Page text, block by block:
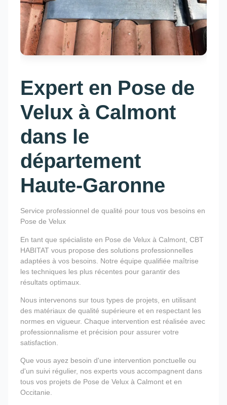
Expert en Pose de
Velux à Calmont
dans le
département
Haute-Garonne
Service professionnel de qualité pour tous vos besoins en
Pose de Velux
En tant que spécialiste en Pose de Velux à Calmont, CBT
HABITAT vous propose des solutions professionnelles
adaptées à vos besoins. Notre équipe qualifiée maîtrise
les techniques les plus récentes pour garantir des
résultats optimaux.
Nous intervenons sur tous types de projets, en utilisant
des matériaux de qualité supérieure et en respectant les
normes en vigueur. Chaque intervention est réalisée avec
professionnalisme et précision pour assurer votre
satisfaction.
Que vous ayez besoin d'une intervention ponctuelle ou
d'un suivi régulier, nos experts vous accompagnent dans
tous vos projets de Pose de Velux à Calmont et en
Occitanie.